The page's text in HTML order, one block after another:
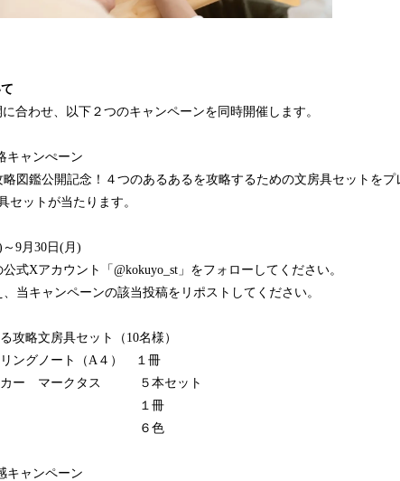
合わせ、以下２つのキャンペーンを同時開催します。
キャンぺーン
図鑑公開記念！４つのあるあるを攻略するための文房具セットをプ
セットが当たります。
9月30日(月)
式Xアカウント「@kokuyo_st」をフォローしてください。
当キャンペーンの該当投稿をリポストしてください。
攻略文房具セット（10名様）
ングノート（A４） １冊
ーカー マークタス ５本セット
ャンパス １冊
レミアム ６色
キャンペーン